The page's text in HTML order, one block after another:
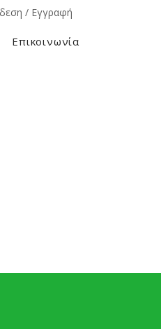
/ Εγγραφή
Επικοινωνία